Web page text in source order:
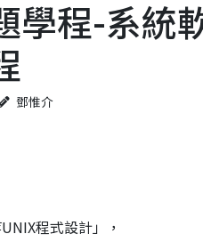
學程-系統
鄧惟介
程式設計」，